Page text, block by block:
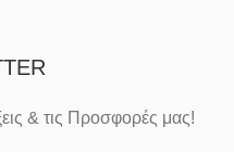
& τις Προσφορές μας!